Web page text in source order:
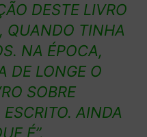
DESTE LIVRO
QUANDO TINHA
NA ÉPOCA,
DE LONGE O
SOBRE
AINDA
É”.